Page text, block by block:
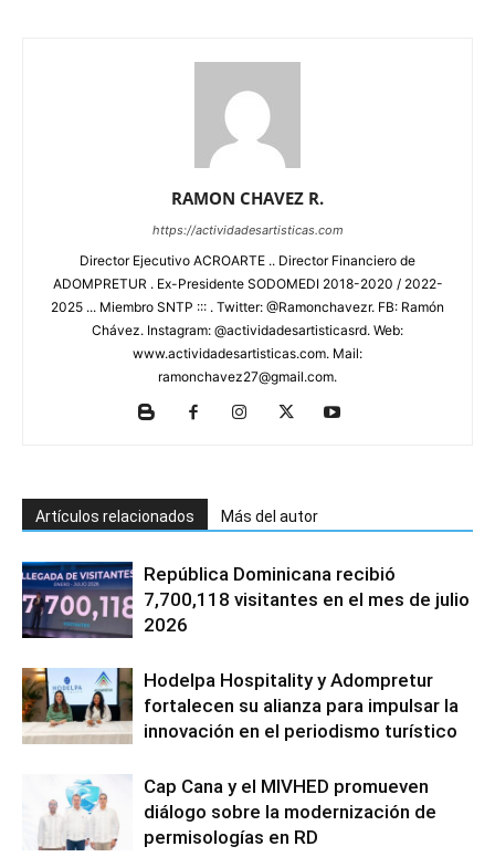
RAMON CHAVEZ R.
https://actividadesartisticas.com
Director Ejecutivo ACROARTE .. Director Financiero de
ADOMPRETUR . Ex-Presidente SODOMEDI 2018-2020 / 2022-
2025 ... Miembro SNTP ::: . Twitter: @Ramonchavezr. FB: Ramón
Chávez. Instagram: @actividadesartisticasrd. Web:
www.actividadesartisticas.com. Mail:
ramonchavez27@gmail.com.
Artículos relacionados Más del autor
República Dominicana recibió
7,700,118 visitantes en el mes de julio
2026
Hodelpa Hospitality y Adompretur
fortalecen su alianza para impulsar la
innovación en el periodismo turístico
Cap Cana y el MIVHED promueven
diálogo sobre la modernización de
permisologías en RD